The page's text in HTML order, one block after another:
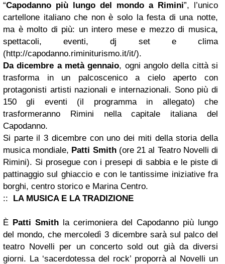
“Capodanno più lungo del mondo a Rimini”, l’unico
cartellone italiano che non è solo la festa di una notte,
ma è molto di più: un intero mese e mezzo di musica,
spettacoli, eventi, dj set e clima
(http://capodanno.riminiturismo.it/it/).
Da dicembre a metà gennaio, ogni angolo della città si
trasforma in un palcoscenico a cielo aperto con
protagonisti artisti nazionali e internazionali. Sono più di
150 gli eventi (il programma in allegato) che
trasformeranno Rimini nella capitale italiana del
Capodanno.
Si parte il 3 dicembre con uno dei miti della storia della
musica mondiale, Patti Smith (ore 21 al Teatro Novelli di
Rimini). Si prosegue con i presepi di sabbia e le piste di
pattinaggio sul ghiaccio e con le tantissime iniziative fra
borghi, centro storico e Marina Centro.
:: LA MUSICA E LA TRADIZIONE
È Patti Smith la cerimoniera del Capodanno più lungo
del mondo, che mercoledì 3 dicembre sarà sul palco del
teatro Novelli per un concerto sold out già da diversi
giorni. La ‘sacerdotessa del rock’ proporrà al Novelli un